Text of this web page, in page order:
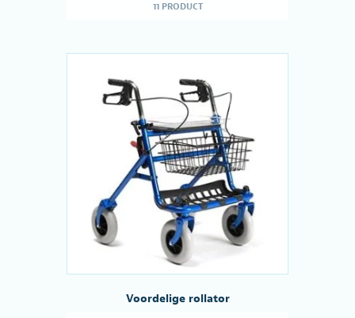
11 PRODUCT
Voordelige rollator